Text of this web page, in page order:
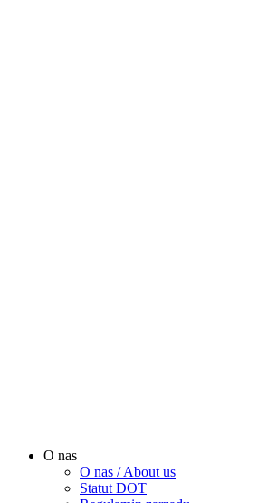
O nas
O nas / About us
Statut DOT